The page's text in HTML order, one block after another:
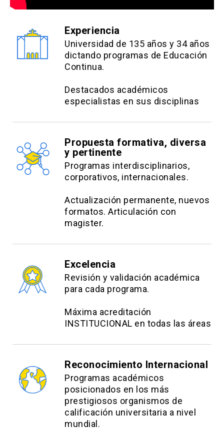
DILAB Ingeniería UC. Directora de Innovación de
la Sociedad Chilena de Ergonomía (2023-2026).
Su investigación se enfoca en diseño y
ergonomía, experiencia de usuario y diseño
Daniela Campos Schwarze
Magister en Psicología Clínica (UAI), Magister en
Filosofía (U. Andes) y Diplomada en Salud
Integral (U. Chile). Jefa técnica de Riesgos
Psicosociales, Asociación Chilena de Seguridad
no se realizará devolución de
Experiencia
Universidad de 135 años y 34 años
dictando programas de Educación
Continua.
Destacados académicos
especialistas en sus disciplinas
Propuesta formativa, diversa
y pertinente
Programas interdisciplinarios,
corporativos, internacionales.
Actualización permanente, nuevos
formatos. Articulación con
magister.
Excelencia
Revisión y validación académica
para cada programa.
Máxima acreditación
INSTITUCIONAL en todas las áreas
Reconocimiento Internacional
Programas académicos
posicionados en los más
prestigiosos organismos de
calificación universitaria a nivel
mundial.